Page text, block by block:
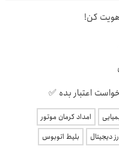
امداد کرمان موتور
دیجیتال بلیط اتوبوس